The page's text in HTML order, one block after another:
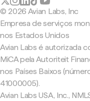
© 2026 Avian Labs, Inc
Empresa de serviços
nos Estados Unidos
Avian Labs é autorizada
MiCA pela Autoriteit
nos Países Baixos
41000005).
Avian Labs USA, Inc.,